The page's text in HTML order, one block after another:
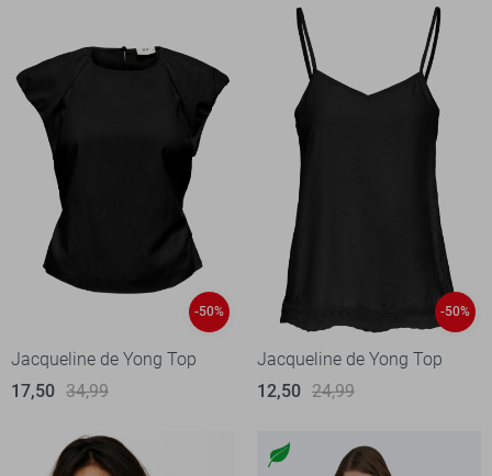
-50%
Jacqueline de Yong Top
17,50 34,99
-50%
Jacqueline de Yong Top
12,50 24,99